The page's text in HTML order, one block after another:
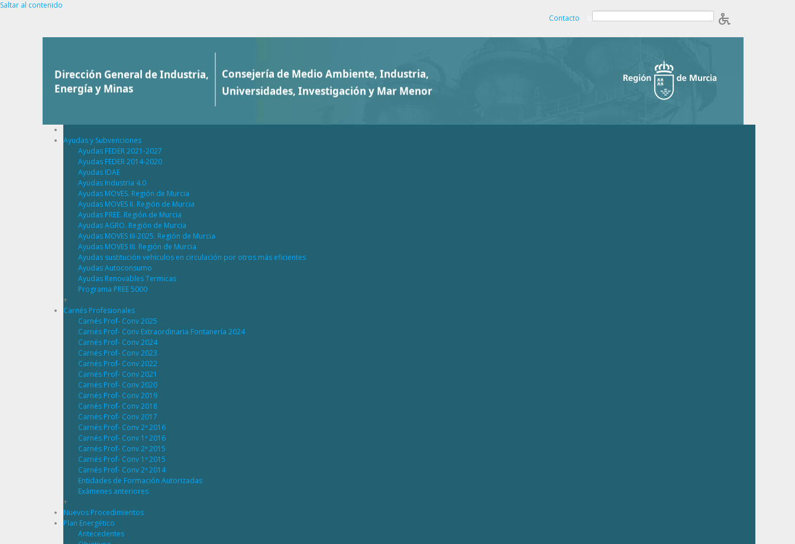
Saltar al contenido
Contacto
Ayudas y Subvenciones
Ayudas FEDER 2021-2027
Ayudas FEDER 2014-2020
Ayudas IDAE
Ayudas Industria 4.0
Ayudas MOVES. Región de Murcia
Ayudas MOVES II. Región de Murcia
Ayudas PREE. Región de Murcia
Ayudas AGRO. Región de Murcia
Ayudas MOVES III-2025. Región de Murcia
Ayudas MOVES III. Región de Murcia
Ayudas sustitución vehículos en circulación por otros más eficientes
Ayudas Autoconsumo
Ayudas Renovables Termicas
Programa PREE 5000
+
Carnés Profesionales
Carnés Prof- Conv 2025
Carnés Prof- Conv Extraordinaria Fontanería 2024
Carnés Prof- Conv 2024
Carnés Prof- Conv 2023
Carnés Prof- Conv 2022
Carnés Prof- Conv 2021
Carnés Prof- Conv 2020
Carnés Prof- Conv 2019
Carnés Prof- Conv 2018
Carnés Prof- Conv 2017
Carnés Prof- Conv 2ª 2016
Carnés Prof- Conv 1ª 2016
Carnés Prof- Conv 2ª 2015
Carnés Prof- Conv 1ª 2015
Carnés Prof- Conv 2ª 2014
Entidades de Formación Autorizadas
Exámenes anteriores
+
Nuevos Procedimientos
Plan Energético
Antecedentes